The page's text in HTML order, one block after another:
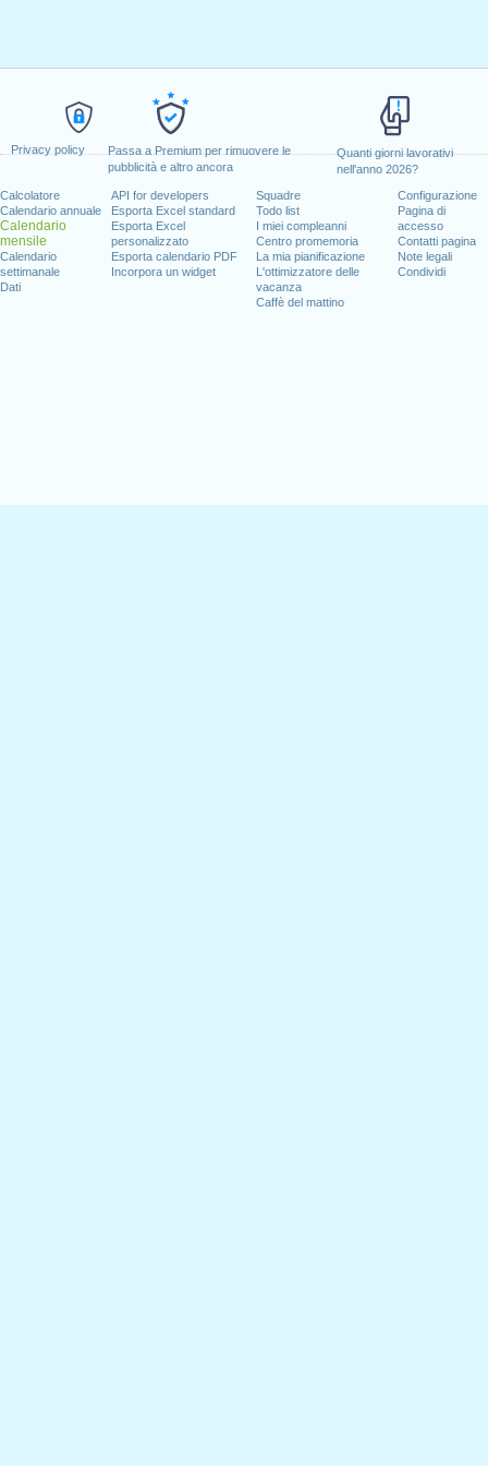
Privacy policy
Passa a Premium per rimuovere le
pubblicità e altro ancora
Quanti giorni lavorativi
nell'anno 2026?
Calcolatore
Calendario annuale
Calendario
mensile
Calendario
settimanale
Dati
API for developers
Esporta Excel standard
Esporta Excel
personalizzato
Esporta calendario PDF
Incorpora un widget
Squadre
Todo list
I miei compleanni
Centro promemoria
La mia pianificazione
L'ottimizzatore delle
vacanza
Caffè del mattino
Configurazione
Pagina di
accesso
Contatti pagina
Note legali
Condividi